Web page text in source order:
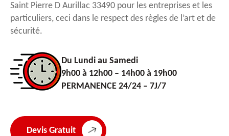
Saint Pierre D Aurillac 33490 pour les entreprises et les
particuliers, ceci dans le respect des règles de l’art et de
sécurité.
Du Lundi au Samedi
9h00 à 12h00 – 14h00 à 19h00
PERMANENCE 24/24 – 7J/7
Devis Gratuit